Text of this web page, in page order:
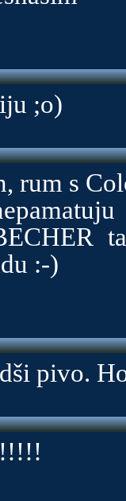
;o)
rum s
:-)
pivo.